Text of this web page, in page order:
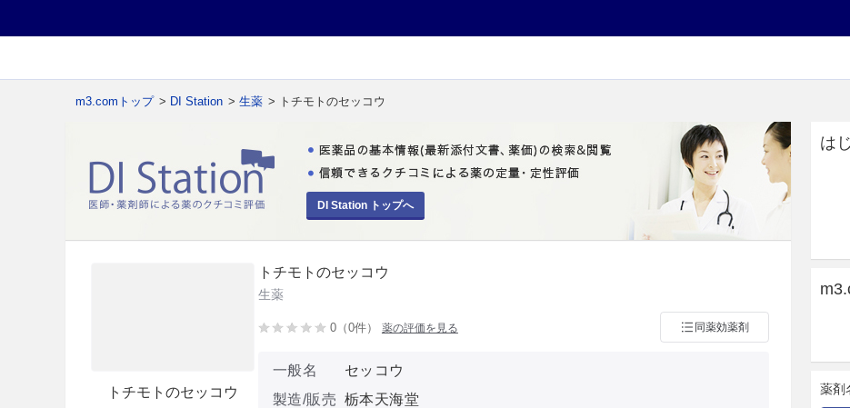
m3.comトップ > DI Station > 生薬 > トチモトのセッコウ
DI Station トップへ
トチモトのセッコウ
トチモトのセッコウ
生薬
0（0件） 薬の評価を見る 同薬効薬剤
一般名
セッコウ
製造/販売 栃本天海堂
は
薬剤